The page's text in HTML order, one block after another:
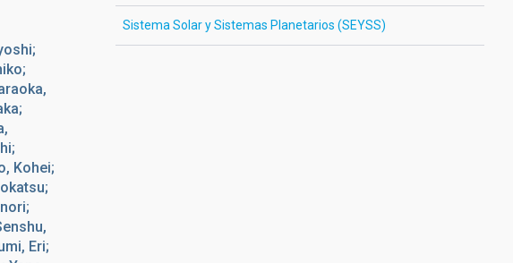
Kohei;
Eri;
Sistema Solar y Sistemas Planetarios (SEYSS)